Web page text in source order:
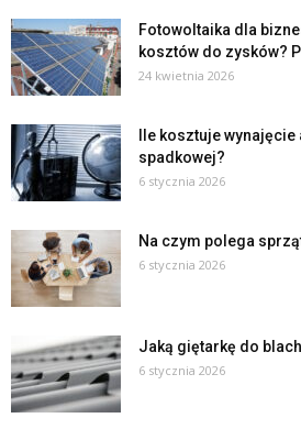
Fotowoltaika dla
kosztów do zysków?
24 kwietnia 2026
Ile kosztuje
spadkowej?
6 stycznia 2026
Na czym polega
6 stycznia 2026
Jaką giętarkę do
6 stycznia 2026